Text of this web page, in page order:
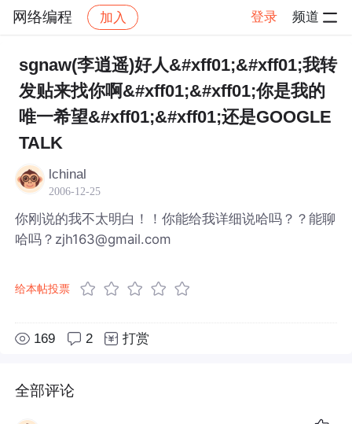
网络编程 加入 登录 频道
网络编程 帖子详情
sgnaw(李逍遥)好人&#xff01;&#xff01;我转
发贴来找你啊&#xff01;&#xff01;你是我的
唯一希望&#xff01;&#xff01;还是GOOGLE
TALK
lchinal
2006-12-25
你刚说的我不太明白！！你能给我详细说哈吗？？能聊
哈吗？zjh163@gmail.com
给本帖投票
169 2 打赏
全部评论